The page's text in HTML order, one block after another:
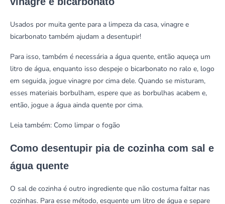
Usados por muita gente para a limpeza da casa, vinagre e
bicarbonato também ajudam a desentupir!
Para isso, também é necessária a água quente, então aqueça um
litro de água, enquanto isso despeje o bicarbonato no ralo e, logo
em seguida, jogue vinagre por cima dele. Quando se misturam,
esses materiais borbulham, espere que as borbulhas acabem e,
então, jogue a água ainda quente por cima.
Leia também: Como limpar o fogão
Como desentupir pia de cozinha com sal e
água quente
O sal de cozinha é outro ingrediente que não costuma faltar nas
cozinhas. Para esse método, esquente um litro de água e separe